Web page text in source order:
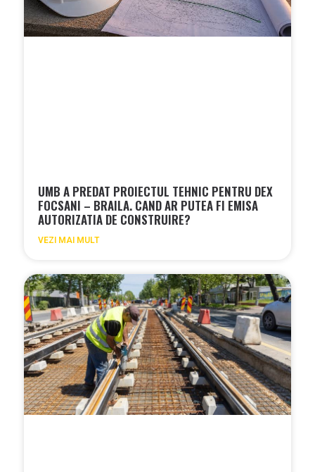
UMB A PREDAT PROIECTUL TEHNIC PENTRU DEX
FOCSANI – BRAILA. CAND AR PUTEA FI EMISA
AUTORIZATIA DE CONSTRUIRE?
VEZI MAI MULT